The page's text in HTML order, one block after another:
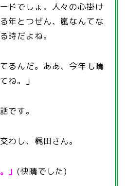
ドでしょ。人々の心掛け
年とつぜん、嵐なんてな
時だよね。
るんだ。ああ、今年も晴
ね。」
です。
わし、梶田さん。
」(快晴でした)